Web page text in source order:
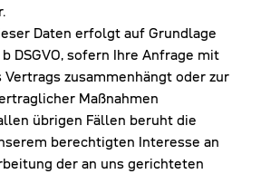
Daten erfolgt auf Grundlage
DSGVO, sofern Ihre Anfrage mit
zusammenhängt oder zur
Maßnahmen
übrigen Fällen beruht die
berechtigten Interesse an
der an uns gerichteten